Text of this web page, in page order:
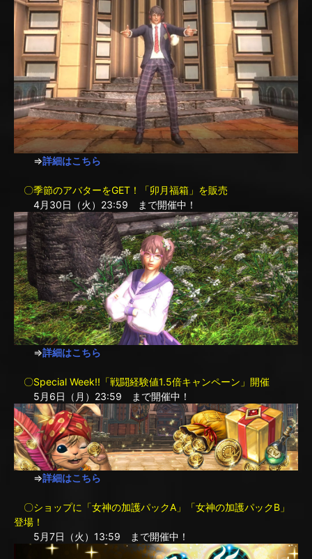
⇒詳細はこちら
〇季節のアバターをGET！「卯月福箱」を販売
4月30日（火）23:59 まで開催中！
⇒詳細はこちら
〇Special Week!!「戦闘経験値1.5倍キャンペーン」開催
5月6日（月）23:59 まで開催中！
⇒詳細はこちら
〇ショップに「女神の加護パックA」「女神の加護パックB」
登場！
5月7日（火）13:59 まで開催中！